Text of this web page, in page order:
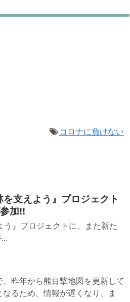
コロナに負けない
支えよう』プロジェクト
加!!
う』プロジェクトに、また新た
昨年から熊目撃地図を更新して
るため、情報が遅くなり、ま